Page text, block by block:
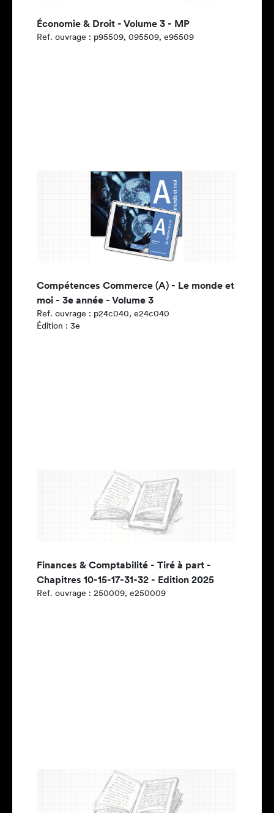
Économie & Droit - Volume 3 - MP
Ref. ouvrage : p95509, 095509, e95509
Compétences Commerce (A) - Le monde et
moi - 3e année - Volume 3
Ref. ouvrage : p24c040, e24c040
Édition : 3e
Finances & Comptabilité - Tiré à part -
Chapitres 10-15-17-31-32 - Edition 2025
Ref. ouvrage : 250009, e250009